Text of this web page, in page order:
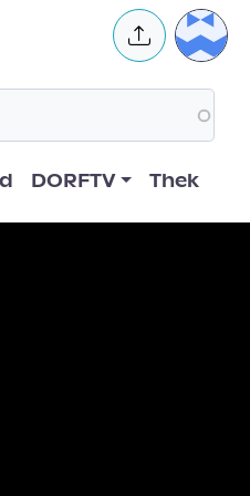
User
DORFTV Thek